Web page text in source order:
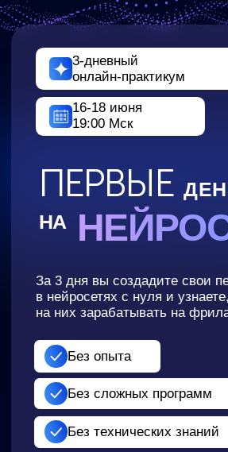
онлайн-практикум
Без технических знаний
БЕСПЛАТНО 🔥
Без сложных программ
16-18 июня
19:00 Мск
За 3 дня вы создадите свои первые работы
в нейросетях с нуля и узнаете, как на начать
на них зарабатывать на фрилансе
3 900₽
09:40
ЗАРЕГИСТРИРОВАТЬСЯ
НЕЙРОСЕТЯХ
ПЕРВЫЕ ДЕНЬГИ